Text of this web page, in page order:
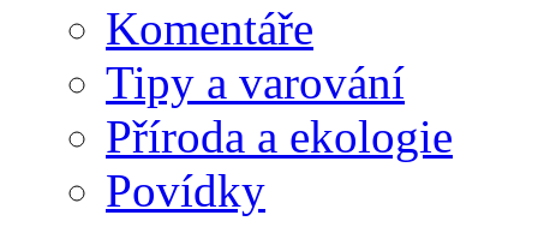
Komentáře
Tipy a varování
Příroda a ekologie
Povídky